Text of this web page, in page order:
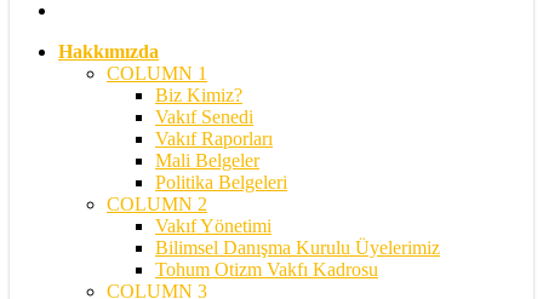
Hakkımızda
COLUMN 1
Biz Kimiz?
Vakıf Senedi
Vakıf Raporları
Mali Belgeler
Politika Belgeleri
COLUMN 2
Vakıf Yönetimi
Bilimsel Danışma Kurulu Üyelerimiz
Tohum Otizm Vakfı Kadrosu
COLUMN 3